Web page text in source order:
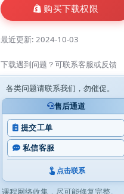
购买下载权限
最近更新: 2024-10-03
下载遇到问题？可联系客服或反馈
各类问题请联系我们，勿催促。
售后通道
提交工单
私信客服
点击联系
课程网络收集，尽可能修复完整。